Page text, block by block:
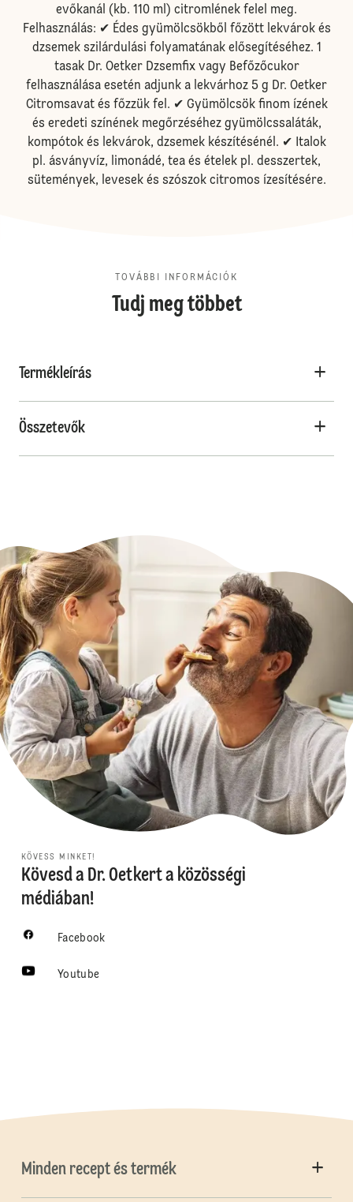
evőkanál (kb. 110 ml) citromlének felel meg.
Felhasználás: ✔ Édes gyümölcsökből főzött lekvárok és
dzsemek szilárdulási folyamatának elősegítéséhez. 1
tasak Dr. Oetker Dzsemfix vagy Befőzőcukor
felhasználása esetén adjunk a lekvárhoz 5 g Dr. Oetker
Citromsavat és főzzük fel. ✔ Gyümölcsök finom ízének
és eredeti színének megőrzéséhez gyümölcssaláták,
kompótok és lekvárok, dzsemek készítésénél. ✔ Italok
pl. ásványvíz, limonádé, tea és ételek pl. desszertek,
sütemények, levesek és szószok citromos ízesítésére.
TOVÁBBI INFORMÁCIÓK
Tudj meg többet
Termékleírás
Összetevők
KÖVESS MINKET!
Kövesd a Dr. Oetkert a közösségi
médiában!
Facebook
Youtube
Minden recept és termék